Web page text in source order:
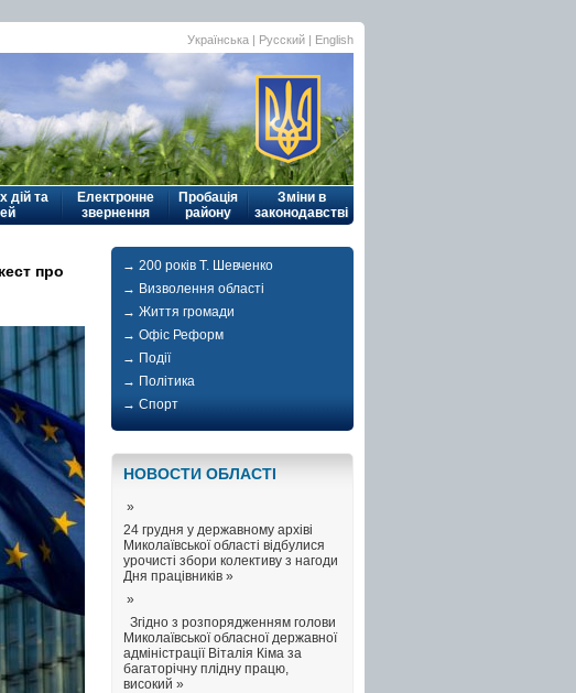
Українська | Русский | English
дій та
Електронне
звернення
Пробація
району
Зміни в
законодавстві
про
→ 200 років Т. Шевченко
→ Визволення області
→ Життя громади
→ Офіс Реформ
→ Події
→ Політика
→ Спорт
НОВОСТИ ОБЛАСТI
»
24 грудня у державному архіві
Миколаївської області відбулися
урочисті збори колективу з нагоди
Дня працівників »
»
Згідно з розпорядженням голови
Миколаївської обласної державної
адміністрації Віталія Кіма за
багаторічну плідну працю,
високий »